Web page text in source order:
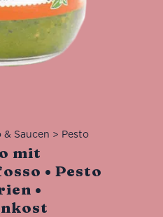
& Saucen > Pesto
mit
• Pesto
•